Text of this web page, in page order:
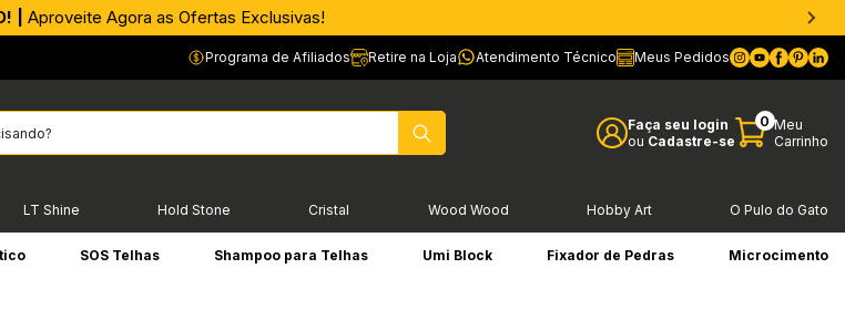
|PIX parcelado em até 4x sem Juros!*
Programa de Afiliados Retire na Loja Atendimento Técnico Meus Pedidos
Faça seu login
ou Cadastre-se
0 Meu
Carrinho
LT Shine Hold Stone Cristal Wood Wood Hobby Art O Pulo do Gato
SOS Telhas Shampoo para Telhas Umi Block Fixador de Pedras Microcimento